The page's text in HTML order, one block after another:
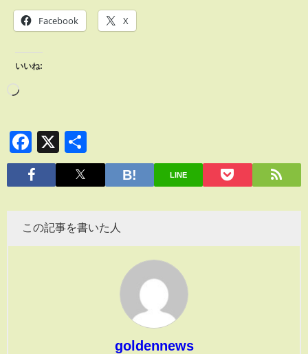
Facebook X
いいね:
Facebook
X
有
LINE
この記事を書いた人
goldennews